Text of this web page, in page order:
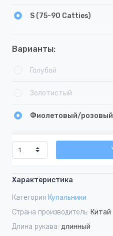
S (75-90 Catties)
Варианты:
Голубой
Золотистый
Фиолетовый/розовый
Характеристика
Категория Купальники
Страна производитель: Китай
Длина рукава: длинный